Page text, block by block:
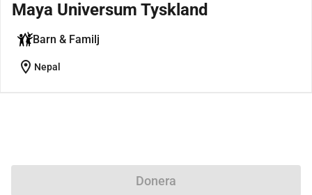
Maya Universum Tyskland
Barn & Familj
location_on Nepal
Donera